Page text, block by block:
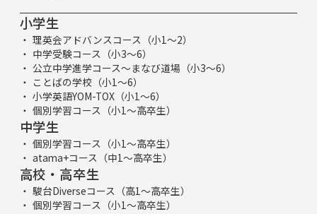
小学生
理英会アドバンスコース（小1～2）
中学受験コース（小3～6）
公立中学進学コース～まなび道場（小3～6）
ことばの学校（小1～6）
小学英語YOM-TOX（小1～6）
個別学習コース（小1～高卒生）
中学生
個別学習コース（小1～高卒生）
atama+コース（中1～高卒生）
高校・高卒生
駿台Diverseコース（高1～高卒生）
個別学習コース（小1～高卒生）